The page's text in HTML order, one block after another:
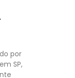
por
SP,